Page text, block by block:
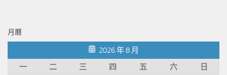
月曆
2026 年 8 月
一
二 三 四 五 六
日